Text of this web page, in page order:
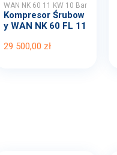
WAN NK 60 11 KW 10 Bar
Kompresor Śrubow
y WAN NK 60 FL 11
29 500,00 zł